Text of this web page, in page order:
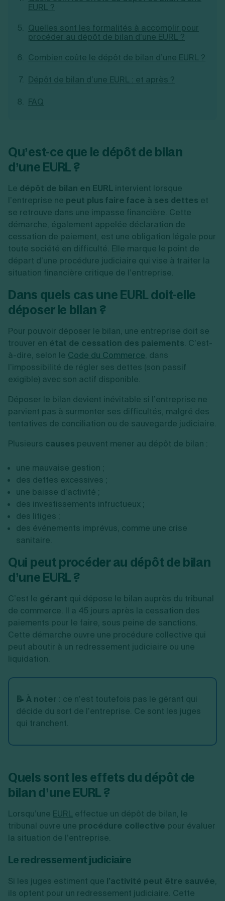
Toutes les modifications
Je souhaite être accompagné
Découvrez notre cabinet d'expertise
comptable LS Compta
Création d'EURL
Création de SARL
Création de SAS
Création d'association
Ouverture compte pro
EURL ?
Quelles sont les formalités à accomplir pour
procéder au dépôt de bilan d’une EURL ?
Combien coûte le dépôt de bilan d’une EURL ?
Dépôt de bilan d’une EURL : et après ?
FAQ
Qu’est-ce que le dépôt de bilan
d’une EURL ?
Le dépôt de bilan en EURL intervient lorsque
l’entreprise ne peut plus faire face à ses dettes et
se retrouve dans une impasse financière. Cette
démarche, également appelée déclaration de
cessation de paiement, est une obligation légale pour
toute société en difficulté. Elle marque le point de
départ d’une procédure judiciaire qui vise à traiter la
situation financière critique de l’entreprise.
Dans quels cas une EURL doit-elle
déposer le bilan ?
Pour pouvoir déposer le bilan, une entreprise doit se
trouver en état de cessation des paiements. C’est-
à-dire, selon le Code du Commerce, dans
l’impossibilité de régler ses dettes (son passif
exigible) avec son actif disponible.
Déposer le bilan devient inévitable si l’entreprise ne
parvient pas à surmonter ses difficultés, malgré des
tentatives de conciliation ou de sauvegarde judiciaire.
Plusieurs causes peuvent mener au dépôt de bilan :
une mauvaise gestion ;
des dettes excessives ;
une baisse d’activité ;
des investissements infructueux ;
des litiges ;
des événements imprévus, comme une crise
sanitaire.
Qui peut procéder au dépôt de bilan
d’une EURL ?
C’est le gérant qui dépose le bilan auprès du tribunal
de commerce. Il a 45 jours après la cessation des
paiements pour le faire, sous peine de sanctions.
Cette démarche ouvre une procédure collective qui
peut aboutir à un redressement judiciaire ou une
liquidation.
📝 À noter : ce n’est toutefois pas le gérant qui
décide du sort de l’entreprise. Ce sont les juges
qui tranchent.
Quels sont les effets du dépôt de
bilan d’une EURL ?
Lorsqu’une EURL effectue un dépôt de bilan, le
tribunal ouvre une procédure collective pour évaluer
la situation de l’entreprise.
Le redressement judiciaire
Si les juges estiment que l’activité peut être sauvée,
ils optent pour un redressement judiciaire. Cette